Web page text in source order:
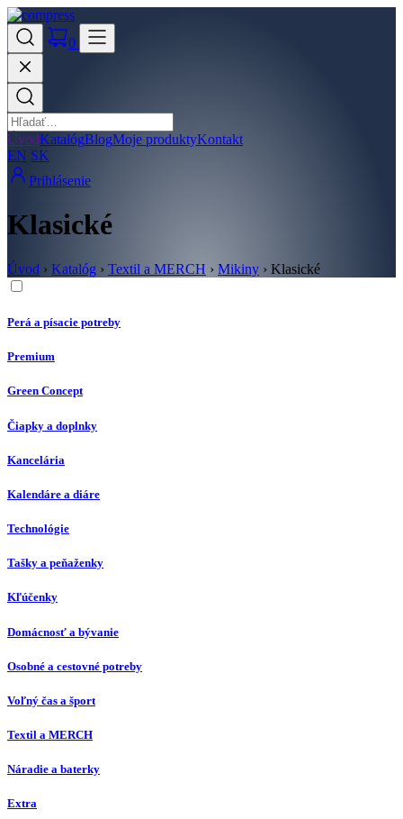
0
ÚvodKatalógBlogMoje produktyKontakt
EN SK
Prihlásenie
Klasické
Úvod › Katalóg › Textil a MERCH › Mikiny › Klasické
Perá a písacie potreby
Premium
Green Concept
Čiapky a doplnky
Kancelária
Kalendáre a diáre
Technológie
Tašky a peňaženky
Kľúčenky
Domácnosť a bývanie
Osobné a cestovné potreby
Voľný čas a šport
Textil a MERCH
Náradie a baterky
Extra